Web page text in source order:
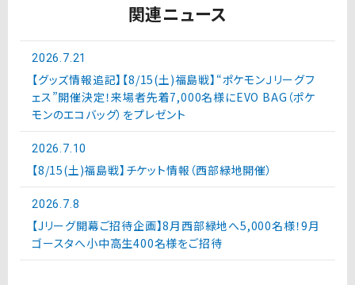
関連ニュース
2026.7.21
【グッズ情報追記】【8/15(土)福島戦】“ポケモンＪリーグフ
ェス”開催決定！来場者先着7,000名様にEVO BAG（ポケ
モンのエコバッグ）をプレゼント
2026.7.10
【8/15(土)福島戦】チケット情報（西部緑地開催）
2026.7.8
【Jリーグ開幕ご招待企画】8月西部緑地へ5,000名様！9月
ゴースタへ小中高生400名様をご招待